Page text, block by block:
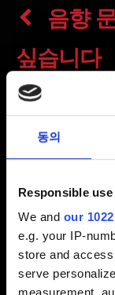
동의
Responsible
We and our
e.g. your IP-
store and
serve
음향 문제를 보고하고
싶습니다
최신 5 년 전 갱신
본체의 전원
기다린 뒤에 전원
2분 이상 기다
PlayStation에
켭니다.